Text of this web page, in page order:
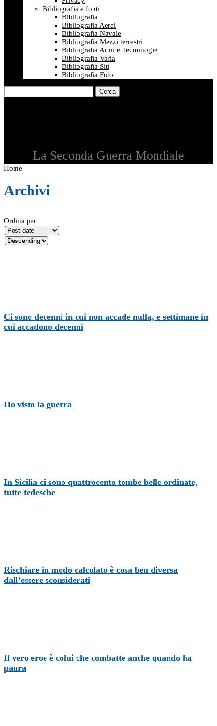
Bibliografia e fonti
Bibliografia
Bibliografia Aerei
Bibliografia Navale
Bibliografia Mezzi terrestri
Bibliografia Armi e Tecnonogie
Bibliografia Varia
Bibliografia Siti
Bibliografia Foto
Cerca
La Seconda Guerra Mondiale
Home
Archivi
Ordina per
Ci sono decenni in cui non accade nulla, e settimane in
cui accadono decenni
Ho visto la guerra
In Sicilia ci sono quattrocento tombe belle ordinate,
tutte tedesche
Rischiare in modo calcolato è cosa ben diversa
dall’essere sconsiderati
Il vero eroe è colui che combatte anche quando ha
paura